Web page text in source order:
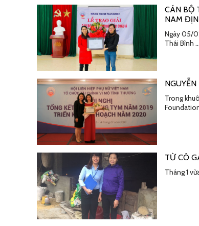
CÁN BỘ
NAM
Ngày 05/
Thái Bình …
Trong
TỪ CÔ
Tháng 1